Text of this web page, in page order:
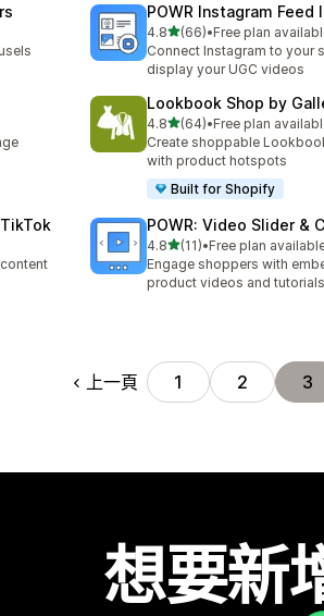
POWR Instagram Feed
4.8滿分 5 顆星
(66)
共有 66 則評價
•Free plan
Connect Instagram to your
display your UGC videos
Lookbook Shop by
4.8滿分 5 顆星
(64)
共有 64 則評價
•Free plan
Create shoppable
with product hotspots
Built for Shopify
POWR: Video Slider &
4.8滿分 5 顆星
(11)
共有 11 則評價
•Free plan
Engage shoppers with
product videos and tutorials
上一頁 1 2 3
想要新